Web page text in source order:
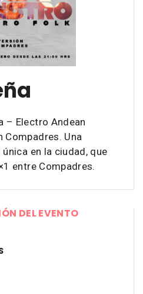
– Electro Andean
Compadres. Una
en la ciudad, que
entre Compadres.
DEL EVENTO